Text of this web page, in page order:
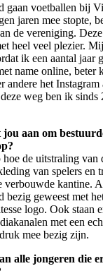
gaan voetballen bij
jaren mee stopte,
de vereniging.
heel veel plezier.
ik een aantal jaar
name online, beter
andere het
weg ben ik sinds
aan om
hoe de uitstraling
van spelers en
verbouwde kantine.
bezig geweest met
logo. Ook staan
met een
mee bezig zijn.
alle jongeren die